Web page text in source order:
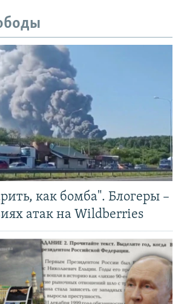
как бомба". Блогеры –
атак на Wildberries